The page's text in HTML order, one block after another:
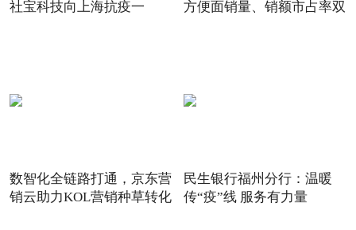
社宝科技向上海抗疫一
方便面销量、销额市占率双
数智化全链路打通，京东营
销云助力KOL营销种草转化
民生银行福州分行：温暖
传“疫”线 服务有力量